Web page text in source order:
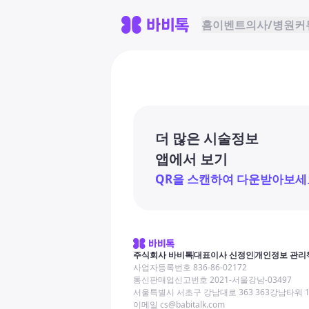
홈이벤트의사/병원커
더 많은 시술정보
앱에서 보기
QR을 스캔하여 다운받아보세
주식회사 바비톡대표이사 신정인개인정보 관리
사업자등록번호 836-86-02172
통신판매업신고번호 2021-서울강남-03497
서울특별시 서초구 강남대로 363 363강남타워
이메일 cs@babitalk.com